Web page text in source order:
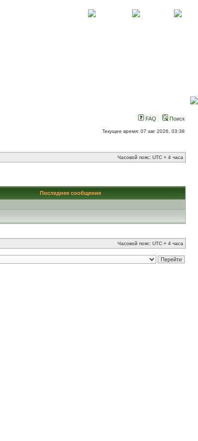
FAQ Поиск
Текущее время: 07 авг 2026, 03:38
Часовой пояс: UTC + 4 часа
Последнее сообщение
Часовой пояс: UTC + 4 часа